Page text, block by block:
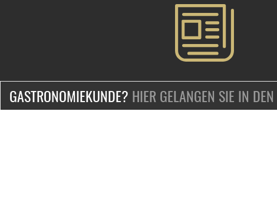
GASTRONOMIEKUNDE? HIER GELANGEN SIE IN